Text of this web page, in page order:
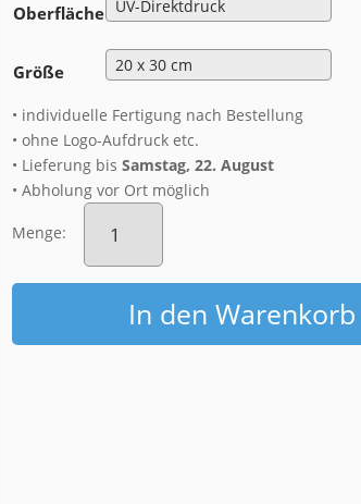
Oberfläche
Größe
• individuelle Fertigung nach Bestellung
• ohne Logo-Aufdruck etc.
• Lieferung bisSamstag, 22. August
• Abholung vor Ort möglich
Menge:
Alu-
Dibond
Morgenrot
am
Schloss
Pillnitz
Menge
In den Warenkorb